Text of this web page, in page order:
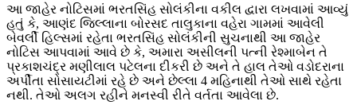
આ જાહેર નોટિસમાં ભરતસિંહ સોલંકીના વકીલ દ્વારા લખવામાં આવ્યું
હતું કે, આણંદ જિલ્લાના બોરસદ તાલુકાના વહેરા ગામમાં આવેલી
બેવર્લી હિલ્સમાં રહેતા ભરતસિંહ સોલંકીની સુચનાથી આ જાહેર
નોટિસ આપવામાં આવે છે કે, અમારા અસીલની પત્ની રેશ્માબેન તે
પ્રકાશચંદ્ર મણીલાલ પટેલના દીકરી છે અને તે હાલ તેઓ વડોદરાના
અર્પીતા સોસાયટીમાં રહે છે અને છેલ્લા 4 મહિનાથી તેઓ સાથે રહેતા
નથી. તેઓ અલગ રહીને મનસ્વી રીતે વર્તતા આવેલા છે.